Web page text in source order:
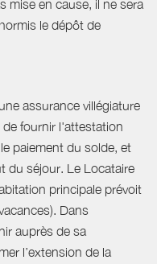
mise en cause, il ne sera
le dépôt de
assurance villégiature
fournir l'attestation
paiement du solde, et
du séjour. Le Locataire
principale prévoit
Dans
auprès de sa
l’extension de la